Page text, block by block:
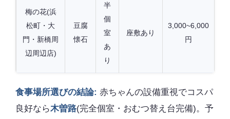
梅の花(浜
松町・大
門・新橋周
辺周辺店)
豆腐
懐石
半
個
室
あ
り
座敷あり
3,000~6,000
円
食事場所選びの結論: 赤ちゃんの設備重視でコスパ
良好なら木曽路(完全個室・おむつ替え台完備)。予